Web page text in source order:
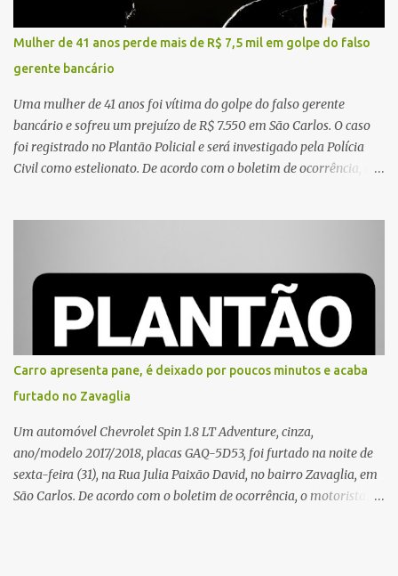
morreu ainda no local. Equipes de resgate e de atendimento da
concessionária responsável pela rodovia foram acionadas e
realizaram a sinalização da via, além de prestarem socorro à
vítima. No entanto, o óbito foi constatado ainda no local do
acidente. A Polícia Militar Rodoviária compareceu para o registro
da ocorrência...
Mulher de 41 anos perde mais de R$ 7,5 mil em golpe do falso
gerente bancário
Uma mulher de 41 anos foi vítima do golpe do falso gerente
bancário e sofreu um prejuízo de R$ 7.550 em São Carlos. O caso
foi registrado no Plantão Policial e será investigado pela Polícia
Civil como estelionato. De acordo com o boletim de ocorrência, a
ser realizados. Dias depois, o golpista enviou um documento em
PDF simulando uma comunicação oficial da instituição financeira.
Na sequência, entrou em contato por telefone e encaminhou um
link, orientando a vítima a acessá-lo pelo computador para
concluir a suposta atualização cadastral. Após realizar o
procedimento, a conta bancária ficou bloqueada por algumas
horas. Sem conseguir acessar o sistema, a vítima tentou
novamente contato com o suposto gerente, mas não obteve
resposta. Na segunda-fe...
Carro apresenta pane, é deixado por poucos minutos e acaba
furtado no Zavaglia
Um automóvel Chevrolet Spin 1.8 LT Adventure, cinza,
ano/modelo 2017/2018, placas GAQ-5D53, foi furtado na noite de
sexta-feira (31), na Rua Julia Paixão David, no bairro Zavaglia, em
São Carlos. De acordo com o boletim de ocorrência, o motorista